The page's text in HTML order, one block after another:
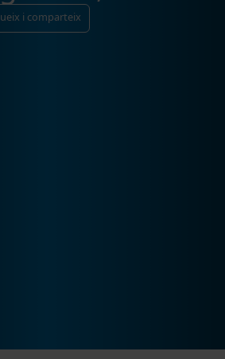
i comparteix